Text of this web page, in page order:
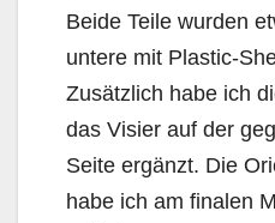
Beide Teile wurden
untere mit Plastic-
Zusätzlich habe ich
das Visier auf der
Seite ergänzt. Die
habe ich am finalen